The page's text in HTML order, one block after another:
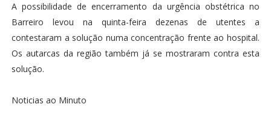
A possibilidade de encerramento da urgência obstétrica no
Barreiro levou na quinta-feira dezenas de utentes a
contestaram a solução numa concentração frente ao hospital.
Os autarcas da região também já se mostraram contra esta
solução.
Noticias ao Minuto